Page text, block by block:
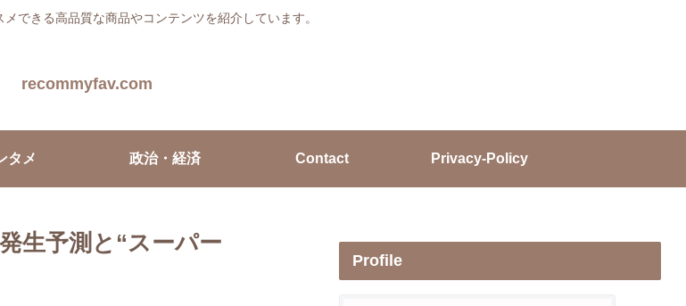
できる高品質な商品やコンテンツを紹介しています。
recommyfav.com
タメ 政治・経済 Contact Privacy-Policy
生予測と“スーパー
Profile